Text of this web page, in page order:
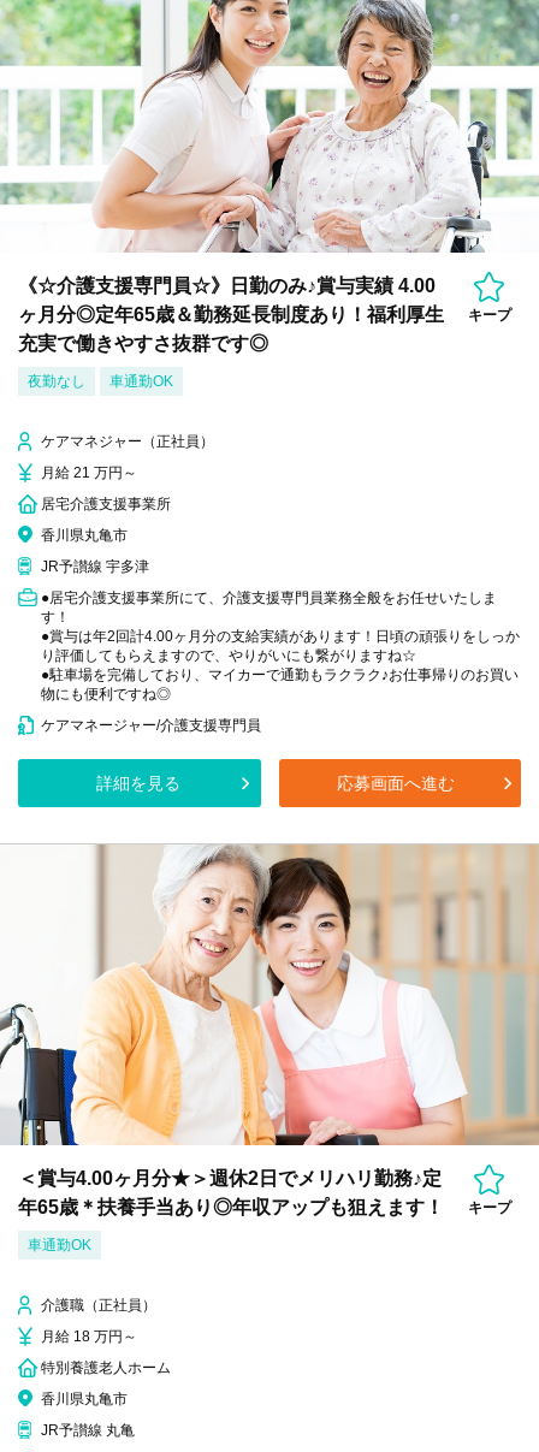
《☆介護支援専門員☆》日勤のみ♪賞与実績 4.00
ヶ月分◎定年65歳＆勤務延長制度あり！福利厚生
充実で働きやすさ抜群です◎
キープ
夜勤なし 車通勤OK
ケアマネジャー（正社員）
月給 21 万円～
居宅介護支援事業所
香川県丸亀市
JR予讃線 宇多津
●居宅介護支援事業所にて、介護支援専門員業務全般をお任せいたしま
す！
●賞与は年2回計4.00ヶ月分の支給実績があります！日頃の頑張りをしっか
り評価してもらえますので、やりがいにも繋がりますね☆
●駐車場を完備しており、マイカーで通勤もラクラク♪お仕事帰りのお買い
物にも便利ですね◎
ケアマネージャー/介護支援専門員
詳細を見る 応募画面へ進む
＜賞与4.00ヶ月分★＞週休2日でメリハリ勤務♪定
年65歳＊扶養手当あり◎年収アップも狙えます！
キープ
車通勤OK
介護職（正社員）
月給 18 万円～
特別養護老人ホーム
香川県丸亀市
JR予讃線 丸亀